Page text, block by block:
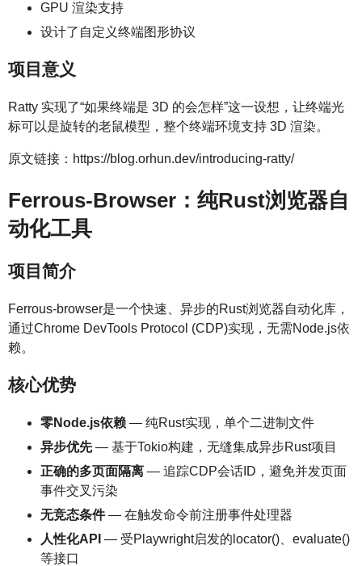
GPU 渲染支持
设计了自定义终端图形协议
项目意义
Ratty 实现了“如果终端是 3D 的会怎样”这一设想，让终端光
标可以是旋转的老鼠模型，整个终端环境支持 3D 渲染。
原文链接：https://blog.orhun.dev/introducing-ratty/
Ferrous-Browser：纯Rust浏览器自
动化工具
项目简介
Ferrous-browser是一个快速、异步的Rust浏览器自动化库，
通过Chrome DevTools Protocol (CDP)实现，无需Node.js依
赖。
核心优势
零Node.js依赖 — 纯Rust实现，单个二进制文件
异步优先— 基于Tokio构建，无缝集成异步Rust项目
正确的多页面隔离 — 追踪CDP会话ID，避免并发页面
事件交叉污染
无竞态条件— 在触发命令前注册事件处理器
人性化API — 受Playwright启发的locator()、evaluate()
等接口